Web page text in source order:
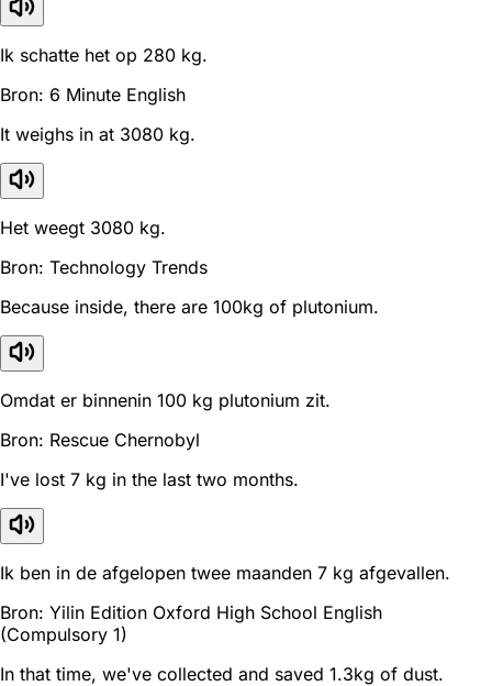
Ik schatte het op 280 kg.
Bron: 6 Minute English
It weighs in at 3080 kg.
Het weegt 3080 kg.
Bron: Technology Trends
Because inside, there are 100kg of plutonium.
Omdat er binnenin 100 kg plutonium zit.
Bron: Rescue Chernobyl
I've lost 7 kg in the last two months.
Ik ben in de afgelopen twee maanden 7 kg afgevallen.
Bron: Yilin Edition Oxford High School English
(Compulsory 1)
In that time, we've collected and saved 1.3kg of dust.